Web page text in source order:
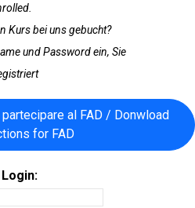
Kurs bei uns gebucht?
und Password ein, Sie
al FAD / Donwload
for FAD
Login: